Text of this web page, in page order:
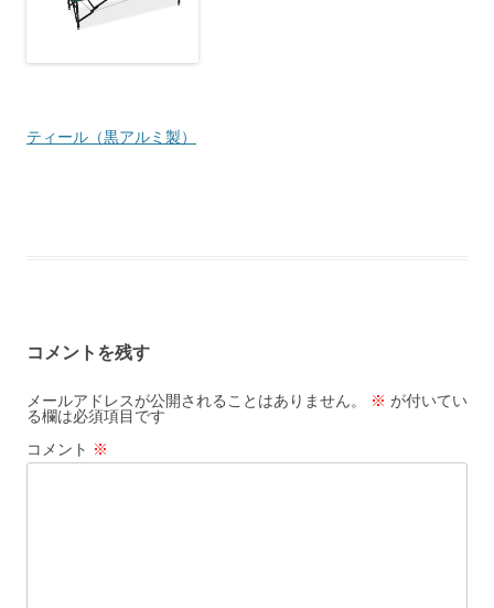
ティール（黒アルミ製）
コメントを残す
メールアドレスが公開されることはありません。 ※ が付いてい
る欄は必須項目です
コメント ※